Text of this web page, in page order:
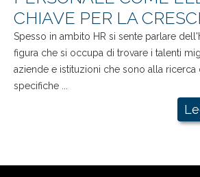
CHIAVE PER LA
Spesso in ambito HR si sente parlare
figura che si occupa di trovare i talenti
aziende e istituzioni che sono alla ricerca
specifiche ...